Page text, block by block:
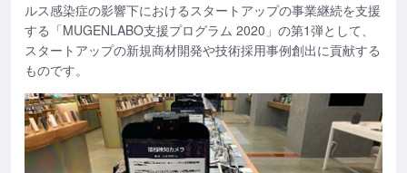
ルス感染症の影響下におけるスタートアップの事業継続を支援
する「MUGENLABO支援プログラム 2020」の第1弾として、
スタートアップの新規商材開発や技術採用事例創出に貢献する
ものです。